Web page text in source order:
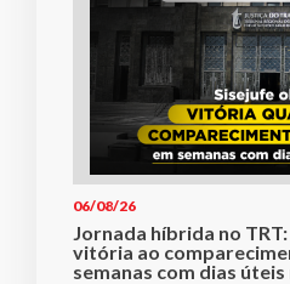
06/08/26
Jornada híbrida no
vitória ao
semanas com dias